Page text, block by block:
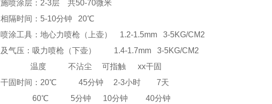
施喷涂层：2-3层 共50-70微米
相隔时间：5-10分钟 20℃
喷涂工具：地心力喷枪（上壶） 1.2-1.5mm 3-5KG/CM2
及气压：吸力喷枪（下壶） 1.4-1.7mm 3-5KG/CM2
温度 不沾尘 可指触 xx干固
干固时间：20℃ 45分钟 2-3小时 7天
60℃ 5分钟 10分钟 40分钟